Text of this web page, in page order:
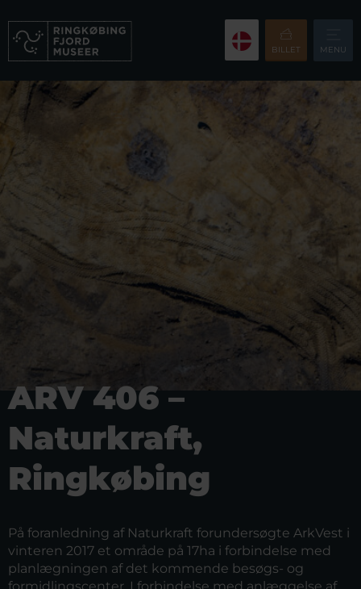
BILLET MENU
ARV 406 –
Naturkraft,
Ringkøbing
På foranledning af Naturkraft forundersøgte ArkVest i
vinteren 2017 et område på 17ha i forbindelse med
planlægningen af det kommende besøgs- og